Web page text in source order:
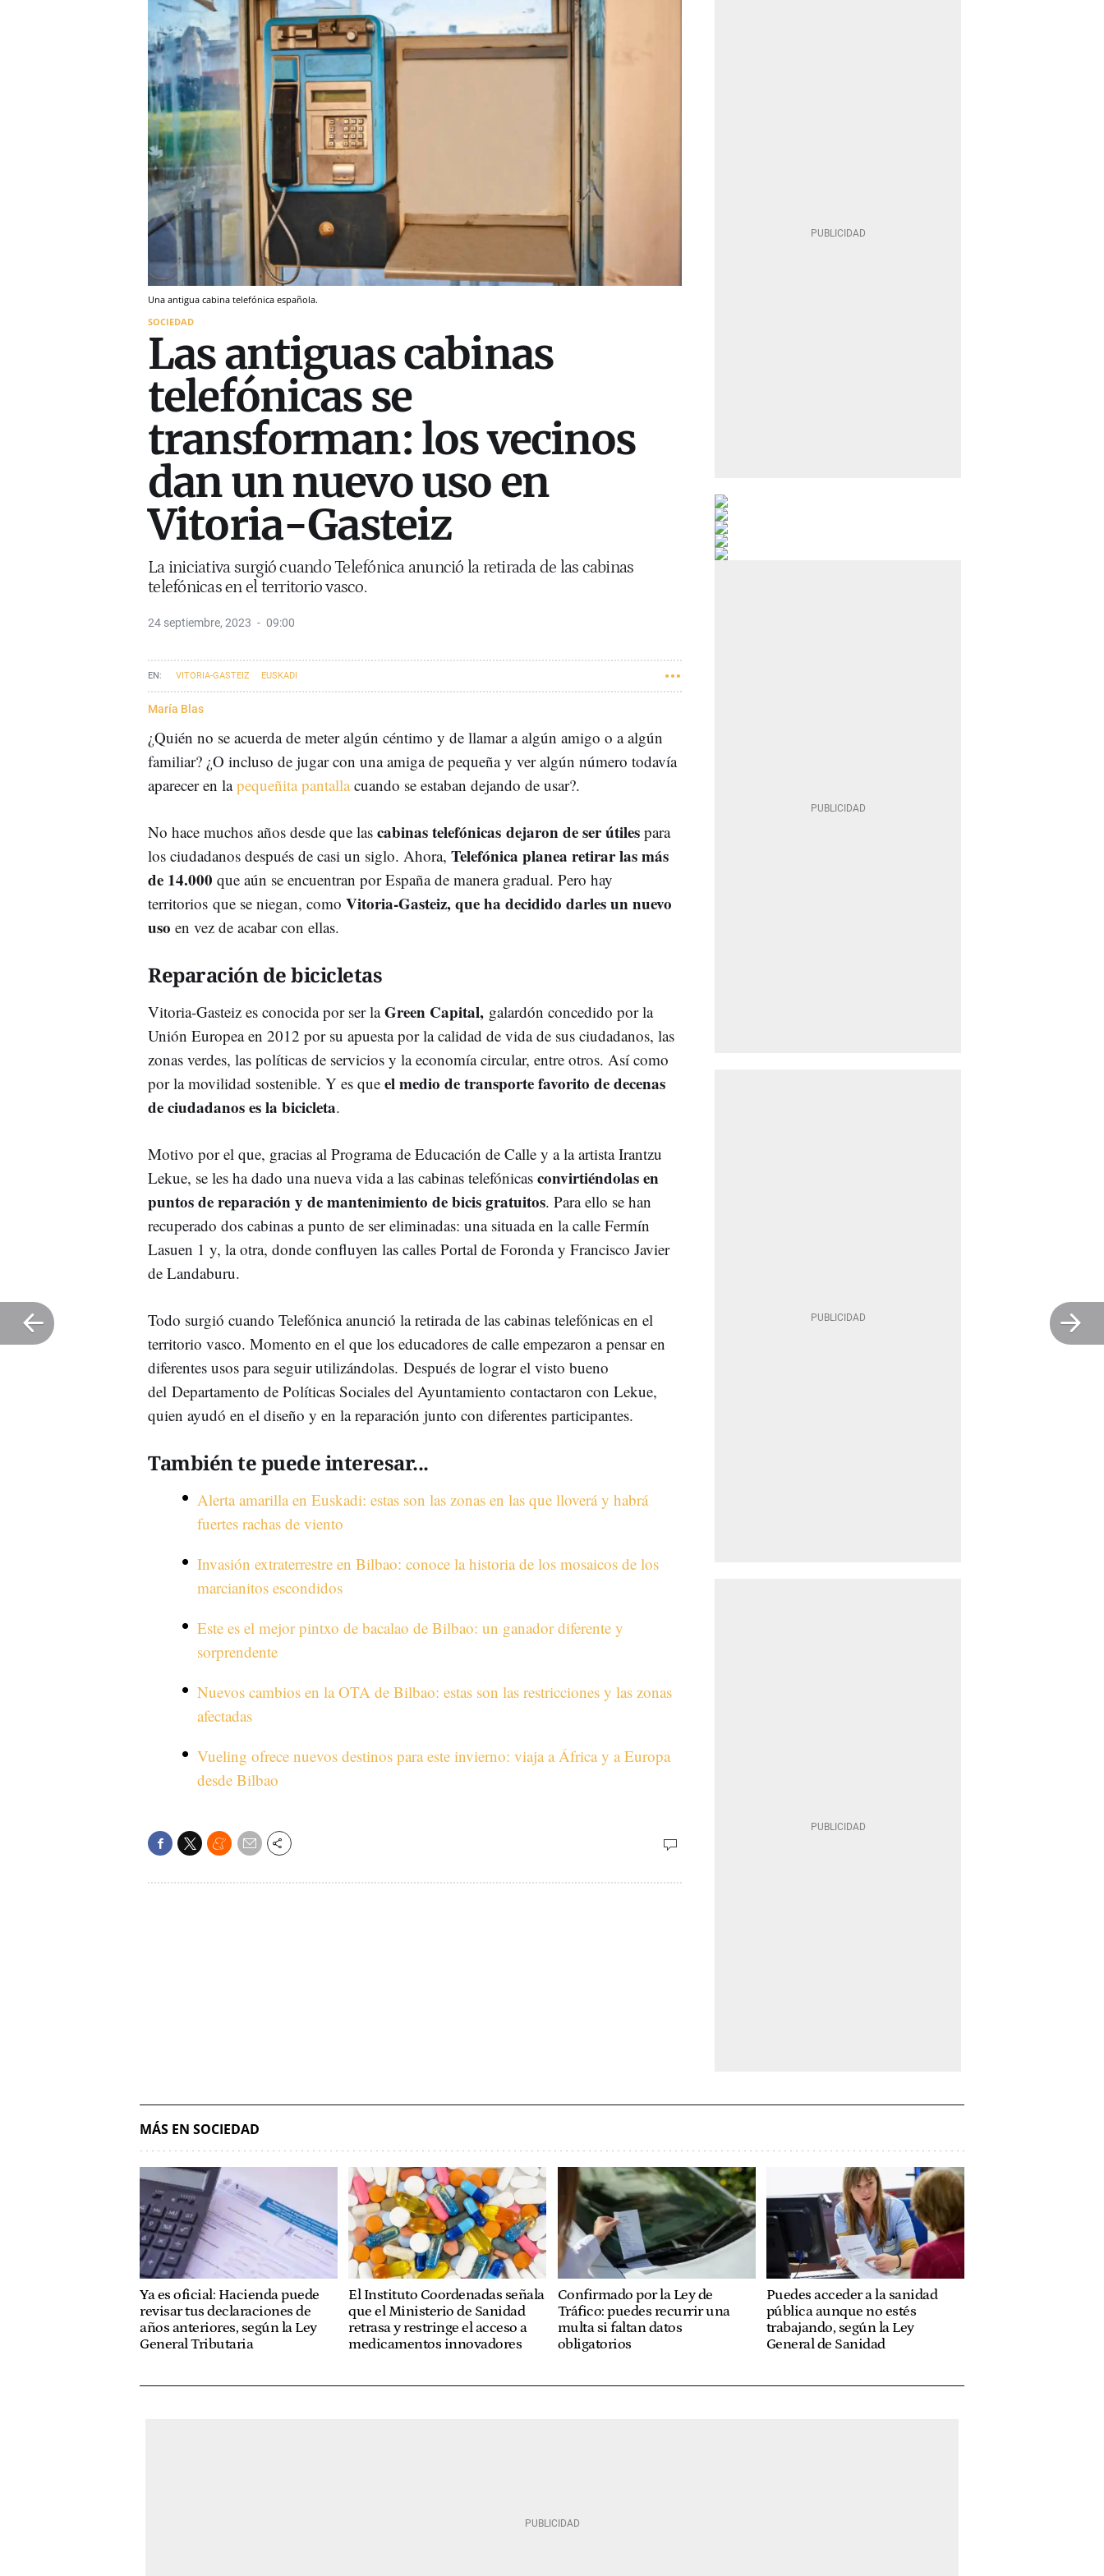
Una antigua cabina telefónica española.
SOCIEDAD
Las antiguas cabinas
telefónicas se
transforman: los vecinos
dan un nuevo uso en
Vitoria-Gasteiz
La iniciativa surgió cuando Telefónica anunció la retirada de las cabinas
telefónicas en el territorio vasco.
24 septiembre, 2023 09:00
VITORIA-GASTEIZ EUSKADI
María Blas
¿Quién no se acuerda de meter algún céntimo y de llamar a algún amigo o a algún
familiar? ¿O incluso de jugar con una amiga de pequeña y ver algún número todavía
aparecer en lapequeñita pantallacuando se estaban dejando de usar?.
No hace muchos años desde que las cabinas telefónicas dejaron de ser útiles para
los ciudadanos después de casi un siglo. Ahora, Telefónica planea retirar las más
de 14.000 que aún se encuentran por España de manera gradual. Pero hay
territorios que se niegan, como Vitoria-Gasteiz, que ha decidido darles un nuevo
uso en vez de acabar con ellas.
Reparación de bicicletas
Vitoria-Gasteiz es conocida por ser laGreen Capital, galardón concedido por la
Unión Europea en 2012 por su apuesta por la calidad de vida de sus ciudadanos, las
zonas verdes, las políticas de servicios y la economía circular, entre otros. Así como
por la movilidad sostenible. Y es que el medio de transporte favorito de decenas
de ciudadanos es la bicicleta.
Motivo por el que, gracias al Programa de Educación de Calle y a la artista Irantzu
Lekue, se les ha dado una nueva vida a las cabinas telefónicas convirtiéndolas en
puntos de reparación y de mantenimiento de bicis gratuitos. Para ello se han
recuperado dos cabinas a punto de ser eliminadas: una situada en la calle Fermín
Lasuen 1 y, la otra, donde confluyen las calles Portal de Foronda y Francisco Javier
de Landaburu.
Todo surgió cuando Telefónica anunció la retirada de las cabinas telefónicas en el
territorio vasco. Momento en el que los educadores de calle empezaron a pensar en
diferentes usos para seguir utilizándolas. Después de lograr el visto bueno
del Departamento de Políticas Sociales del Ayuntamiento contactaron con Lekue,
quien ayudó en el diseño y en la reparación junto con diferentes participantes.
También te puede interesar...
Alerta amarilla en Euskadi: estas son las zonas en las que lloverá y habrá
fuertes rachas de viento
Invasión extraterrestre en Bilbao: conoce la historia de los mosaicos de los
marcianitos escondidos
Este es el mejor pintxo de bacalao de Bilbao: un ganador diferente y
sorprendente
Nuevos cambios en la OTA de Bilbao: estas son las restricciones y las zonas
afectadas
Vueling ofrece nuevos destinos para este invierno: viaja a África y a Europa
desde Bilbao
MÁS EN SOCIEDAD
Ya es oficial: Hacienda puede
revisar tus declaraciones de
años anteriores, según la Ley
General Tributaria
El Instituto Coordenadas señala
que el Ministerio de Sanidad
retrasa y restringe el acceso a
medicamentos innovadores
Confirmado por la Ley de
Tráfico: puedes recurrir una
multa si faltan datos
obligatorios
Puedes acceder a la sanidad
pública aunque no estés
trabajando, según la Ley
General de Sanidad